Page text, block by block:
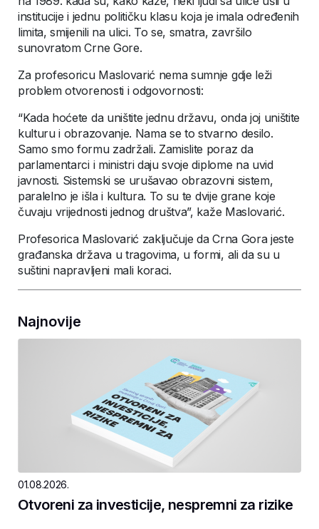
institucije i jednu političku klasu koja je imala određenih
limita, smijenili na ulici. To se, smatra, završilo
sunovratom Crne Gore.
Za profesoricu Maslovarić nema sumnje gdje leži
problem otvorenosti i odgovornosti:
“Kada hoćete da uništite jednu državu, onda joj uništite
kulturu i obrazovanje. Nama se to stvarno desilo.
Samo smo formu zadržali. Zamislite poraz da
parlamentarci i ministri daju svoje diplome na uvid
javnosti. Sistemski se urušavao obrazovni sistem,
paralelno je išla i kultura. To su te dvije grane koje
čuvaju vrijednosti jednog društva”, kaže Maslovarić.
Profesorica Maslovarić zaključuje da Crna Gora jeste
građanska država u tragovima, u formi, ali da su u
suštini napravljeni mali koraci.
Najnovije
01.08.2026.
Otvoreni za investicije, nespremni za rizike